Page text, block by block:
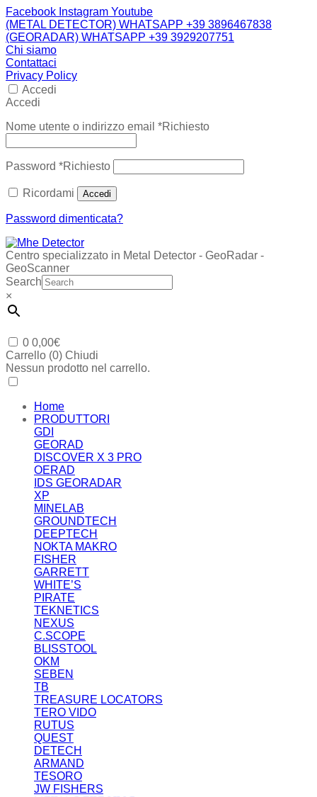
Facebook Instagram Youtube
(METAL DETECTOR) WHATSAPP +39 3896467838
(GEORADAR) WHATSAPP +39 3929207751
Chi siamo
Contattaci
Privacy Policy
Accedi
Accedi
Nome utente o indirizzo email *Richiesto
Password *Richiesto
Ricordami Accedi
Password dimenticata?
Centro specializzato in Metal Detector - GeoRadar -
GeoScanner
Search
×
0 0,00€
Carrello (0) Chiudi
Nessun prodotto nel carrello.
Home
PRODUTTORI
GDI
GEORAD
DISCOVER X 3 PRO
OERAD
IDS GEORADAR
XP
MINELAB
GROUNDTECH
DEEPTECH
NOKTA MAKRO
FISHER
GARRETT
WHITE’S
PIRATE
TEKNETICS
NEXUS
C.SCOPE
BLISSTOOL
OKM
SEBEN
TB
TREASURE LOCATORS
TERO VIDO
RUTUS
QUEST
DETECH
ARMAND
TESORO
JW FISHERS